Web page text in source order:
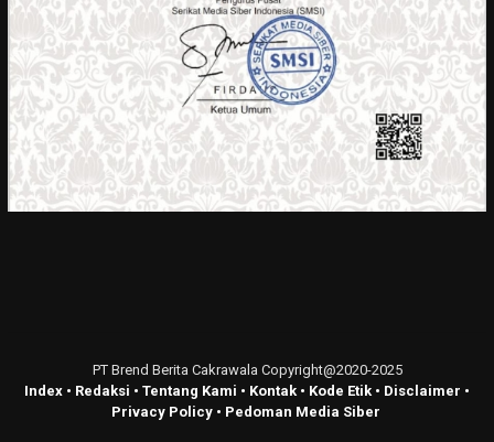
PT Brend Berita Cakrawala Copyright@2020-2025
Index • Redaksi • Tentang Kami • Kontak • Kode Etik • Disclaimer •
Privacy Policy• Pedoman Media Siber